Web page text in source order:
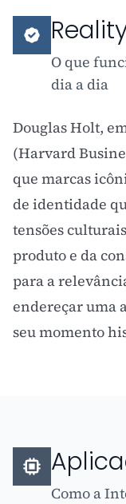
O que
dia a dia
Douglas Holt,
(Harvard
que marcas
de identidade
tensões
produto e da
para a
endereçar uma
seu momento
Como a